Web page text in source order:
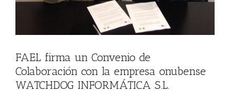
FAEL firma un Convenio de
Colaboración con la empresa onubense
WATCHDOG INFORMÁTICA S.L.